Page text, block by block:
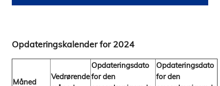
Opdateringskalender for 2024
Måned
Vedrørende
Opdateringsdato
for den
Opdateringsdato
for den